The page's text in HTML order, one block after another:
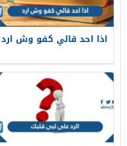
اذا احد قالي كفو وش ارد